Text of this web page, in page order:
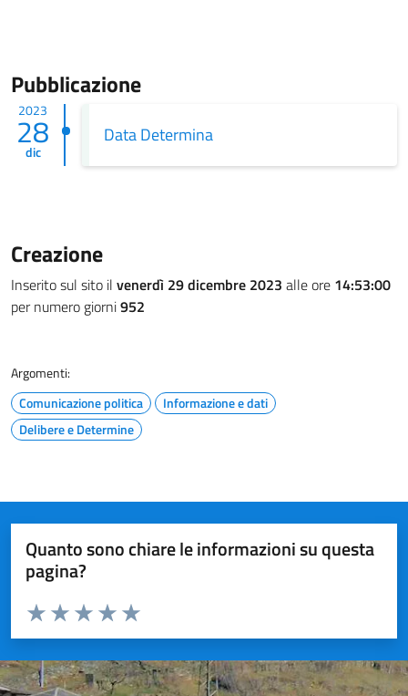
Pubblicazione
2023
28
dic
Data Determina
Creazione
Inserito sul sito il venerdì 29 dicembre 2023 alle ore 14:53:00
per numero giorni952
Argomenti:
Comunicazione politica
Informazione e dati
Delibere e Determine
Quanto sono chiare le informazioni su questa
pagina?
Valuta da 1 a 5 stelle la pagina
Valuta 5 stelle su 5
Valuta 4 stelle su 5
Valuta 3 stelle su 5
Valuta 2 stelle su 5
Valuta 1 stelle su 5